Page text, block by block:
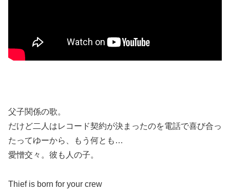
父子関係の歌。
だけど二人はレコード契約が決まったのを電話で喜び合っ
たってゆーから、もう何とも…
愛憎交々。彼も人の子。
Thief is born for your crew